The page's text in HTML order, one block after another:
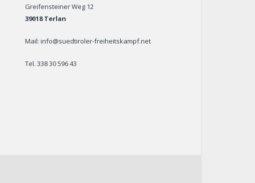
Greifensteiner Weg 12
39018 Terlan
Mail: info@suedtiroler-freiheitskampf.net
Tel. 338 30 596 43